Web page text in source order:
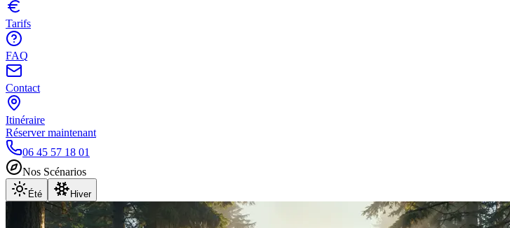
Tarifs
FAQ
Contact
Itinéraire
Réserver maintenant
06 45 57 18 01
Nos Scénarios
Été Hiver